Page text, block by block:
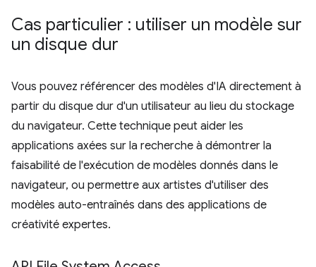
Cas particulier : utiliser un modèle sur
un disque dur
Vous pouvez référencer des modèles d'IA directement à
partir du disque dur d'un utilisateur au lieu du stockage
du navigateur. Cette technique peut aider les
applications axées sur la recherche à démontrer la
faisabilité de l'exécution de modèles donnés dans le
navigateur, ou permettre aux artistes d'utiliser des
modèles auto-entraînés dans des applications de
créativité expertes.